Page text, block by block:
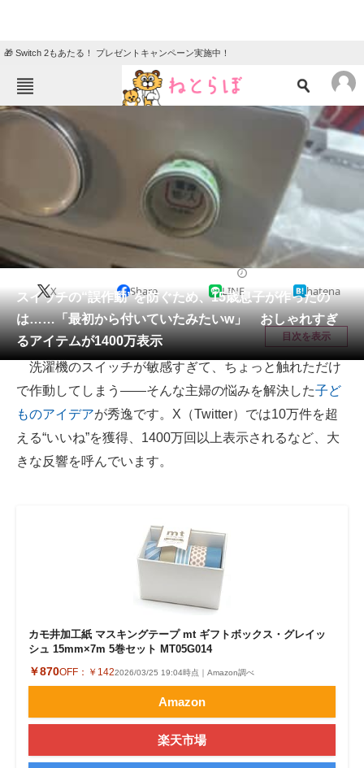
🎁 Switch 2もあたる！ プレゼントキャンペーン実施中！
ねとらぼメニュー
クイズ
地域
住まい 教育・育児
動物 リサーチ
会員記事
メディア
注目記事を集めた総合ページ
ITの今と未来を見通す
スマホと通信の最新トレンド
進化するPCとデバイスの未来
ビジネスと働き方のヒント
経営リーダーのコミュニティ
マーケ×ITの今がよく分かる
企業向けIT製品の総合サイト
スイッチの“誤作動”を防ぐため、15歳息子が作ったの
は……「最初から付いていたみたいw」 おしゃれすぎ
るアイテムが1400万表示
X Share LINE hatena
目次を表示
洗濯機のスイッチが敏感すぎて、ちょっと触れただけ
で作動してしまう――そんな主婦の悩みを解決した子ど
ものアイデアが秀逸です。X（Twitter）では10万件を超
える“いいね”を獲得、1400万回以上表示されるなど、大
きな反響を呼んでいます。
カモ井加工紙 マスキングテープ mt ギフトボックス・グレイッ
シュ 15mm×7m 5巻セット MT05G014
￥870OFF： ￥1422026/03/25 19:04時点｜Amazon調べ
Amazon
楽天市場